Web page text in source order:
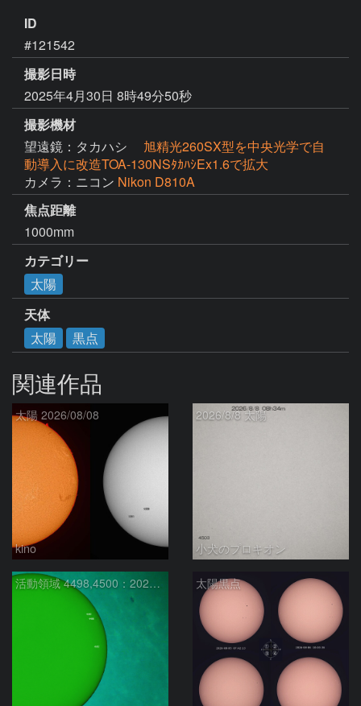
ID
#121542
撮影日時
2025年4月30日 8時49分50秒
撮影機材
望遠鏡：タカハシ
旭精光260SX型を中央光学で自
動導入に改造TOA-130NSﾀｶﾊｼEx1.6で拡大
カメラ：ニコン Nikon D810A
焦点距離
1000mm
カテゴリー
太陽
天体
太陽
黒点
関連作品
太陽 2026/08/08
kino
2026/8/8 太陽
小犬のプロキオン
活動領域 4498,4500：2026/08/08 太陽黒点